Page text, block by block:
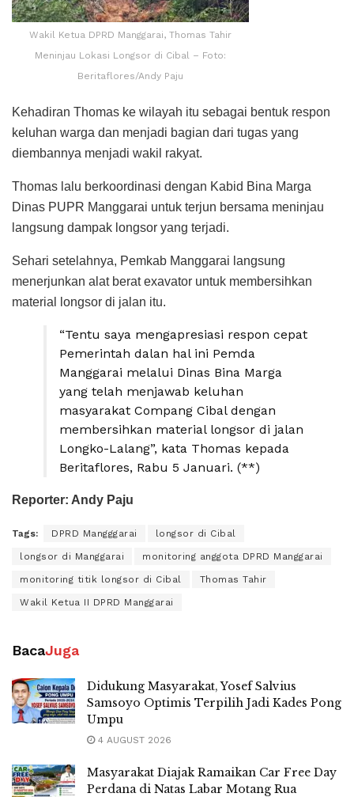
Wakil Ketua DPRD Manggarai, Thomas Tahir
Meninjau Lokasi Longsor di Cibal – Foto:
Beritaflores/Andy Paju
Kehadiran Thomas ke wilayah itu sebagai bentuk respon
keluhan warga dan menjadi bagian dari tugas yang
diembannya menjadi wakil rakyat.
Thomas lalu berkoordinasi dengan Kabid Bina Marga
Dinas PUPR Manggarai untuk terjun bersama meninjau
langsung dampak longsor yang terjadi.
Sehari setelahnya, Pemkab Manggarai langsung
menerjunkan alat berat exavator untuk membersihkan
material longsor di jalan itu.
“Tentu saya mengapresiasi respon cepat
Pemerintah dalan hal ini Pemda
Manggarai melalui Dinas Bina Marga
yang telah menjawab keluhan
masyarakat Compang Cibal dengan
membersihkan material longsor di jalan
Longko-Lalang”, kata Thomas kepada
Beritaflores, Rabu 5 Januari. (**)
Reporter: Andy Paju
Tags: DPRD Mangggarai longsor di Cibal
longsor di Manggarai monitoring anggota DPRD Manggarai
monitoring titik longsor di Cibal Thomas Tahir
Wakil Ketua II DPRD Manggarai
BacaJuga
Didukung Masyarakat, Yosef Salvius
Samsoyo Optimis Terpilih Jadi Kades Pong
Umpu
4 AUGUST 2026
Masyarakat Diajak Ramaikan Car Free Day
Perdana di Natas Labar Motang Rua